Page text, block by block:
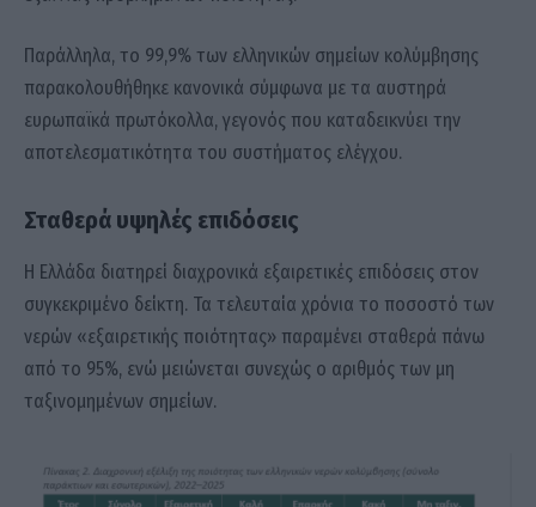
Παράλληλα, το 99,9% των ελληνικών σημείων κολύμβησης
παρακολουθήθηκε κανονικά σύμφωνα με τα αυστηρά
ευρωπαϊκά πρωτόκολλα, γεγονός που καταδεικνύει την
αποτελεσματικότητα του συστήματος ελέγχου.
Σταθερά υψηλές επιδόσεις
Η Ελλάδα διατηρεί διαχρονικά εξαιρετικές επιδόσεις στον
συγκεκριμένο δείκτη. Τα τελευταία χρόνια το ποσοστό των
νερών «εξαιρετικής ποιότητας» παραμένει σταθερά πάνω
από το 95%, ενώ μειώνεται συνεχώς ο αριθμός των μη
ταξινομημένων σημείων.